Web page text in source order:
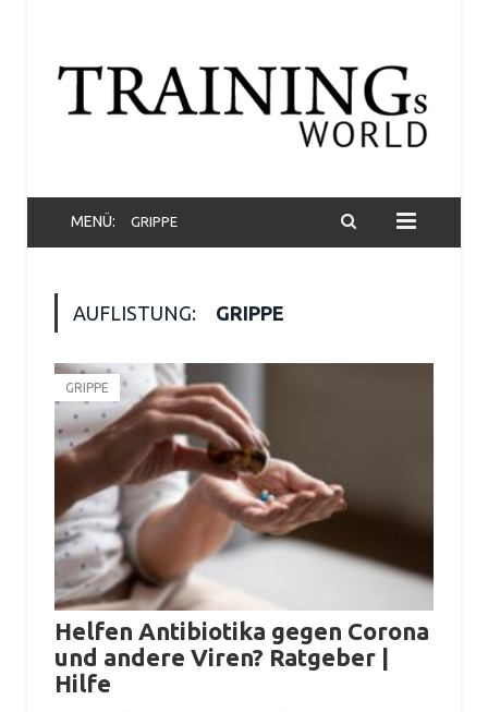
MENÜ: GRIPPE
AUFLISTUNG: GRIPPE
GRIPPE
Helfen Antibiotika gegen Corona
und andere Viren? Ratgeber |
Hilfe